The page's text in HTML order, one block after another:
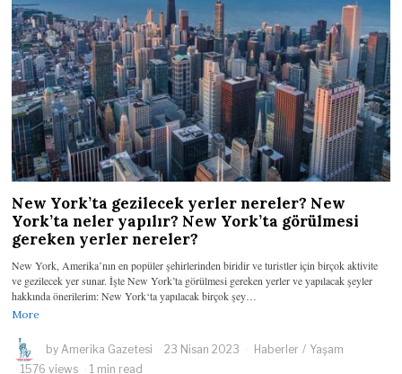
New York’ta gezilecek yerler nereler? New
York’ta neler yapılır? New York’ta görülmesi
gereken yerler nereler?
New York, Amerika’nın en popüler şehirlerinden biridir ve turistler için birçok aktivite
ve gezilecek yer sunar. İşte New York’ta görülmesi gereken yerler ve yapılacak şeyler
hakkında önerilerim: New York‘ta yapılacak birçok şey…
More
by Amerika Gazetesi 23 Nisan 2023 Haberler / Yaşam
1576 views
1 min read